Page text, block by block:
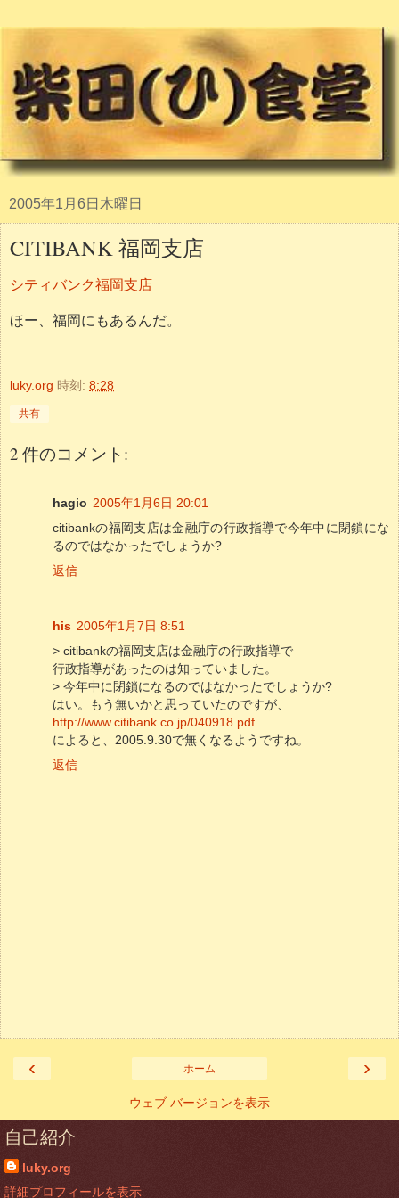
2005年1月6日木曜日
CITIBANK 福岡支店
シティバンク福岡支店
ほー、福岡にもあるんだ。
luky.org 時刻: 8:28
共有
2 件のコメント:
hagio 2005年1月6日 20:01
citibankの福岡支店は金融庁の行政指導で今年中に閉鎖にな
るのではなかったでしょうか?
返信
his 2005年1月7日 8:51
> citibankの福岡支店は金融庁の行政指導で
行政指導があったのは知っていました。
> 今年中に閉鎖になるのではなかったでしょうか?
はい。もう無いかと思っていたのですが、
http://www.citibank.co.jp/040918.pdf
によると、2005.9.30で無くなるようですね。
返信
‹ ›
ホーム
ウェブ バージョンを表示
自己紹介
luky.org
詳細プロフィールを表示